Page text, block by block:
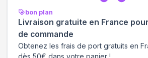
bon plan
Livraison gratuite en France
de commande
Obtenez les frais de port gratuits en
dès 50€ dans votre panier !